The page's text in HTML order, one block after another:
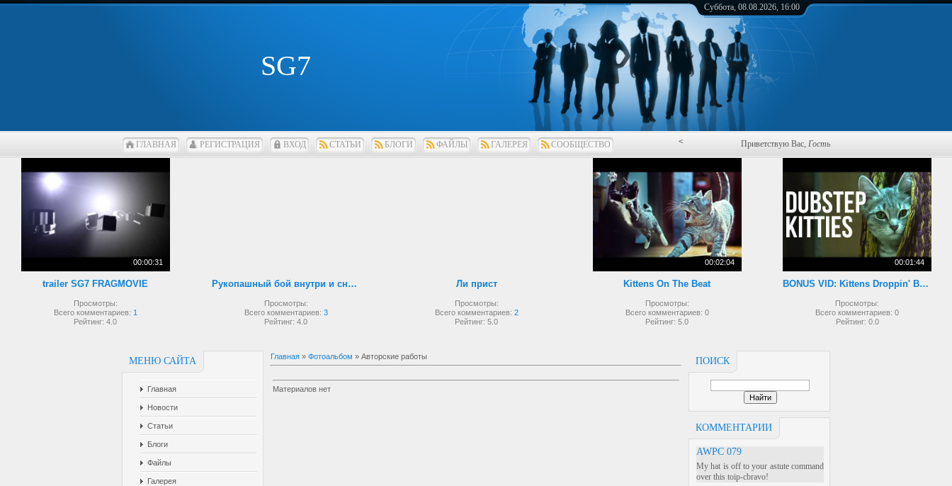
SG7
Суббота, 08.08.2026, 16:00
ГЛАВНАЯ РЕГИСТРАЦИЯ ВХОД СТАТЬИ БЛОГИ ФАЙЛЫ ГАЛЕРЕЯ СООБЩЕСТВО < Приветствую Вас, Гость
00:00:31
trailer SG7 FRAGMOVIE
Просмотры:
Всего комментариев: 1
Рейтинг: 4.0
Рукопашный бой внутри и снаружи
Просмотры:
Всего комментариев: 3
Рейтинг: 4.0
Ли прист
Просмотры:
Всего комментариев: 2
Рейтинг: 5.0
00:02:04
Kittens On The Beat
Просмотры:
Всего комментариев: 0
Рейтинг: 5.0
00:01:44
BONUS VID: Kittens Droppin' Beats
Просмотры:
Всего комментариев: 0
Рейтинг: 0.0
МЕНЮ САЙТА
Главная
Новости
Статьи
Блоги
Файлы
Галерея
ПОИСК
КОММЕНТАРИИ
AWPC 079
My hat is off to your astute command
over this toip-cbravo!
Главная » Фотоальбом » Авторские работы
Материалов нет